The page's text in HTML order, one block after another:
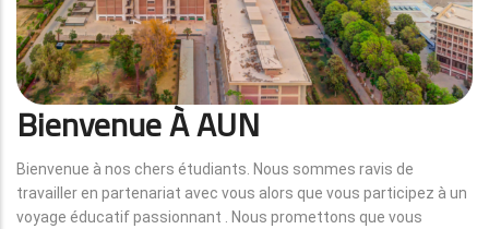
Bienvenue À AUN
Bienvenue à nos chers étudiants. Nous sommes ravis de
travailler en partenariat avec vous alors que vous participez à un
voyage éducatif passionnant . Nous promettons que vous